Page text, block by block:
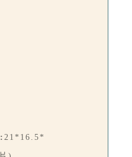
21*16.5*